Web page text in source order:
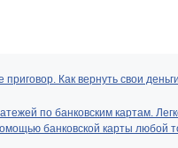
Как вернуть свои
по банковским картам.
банковской карты любой